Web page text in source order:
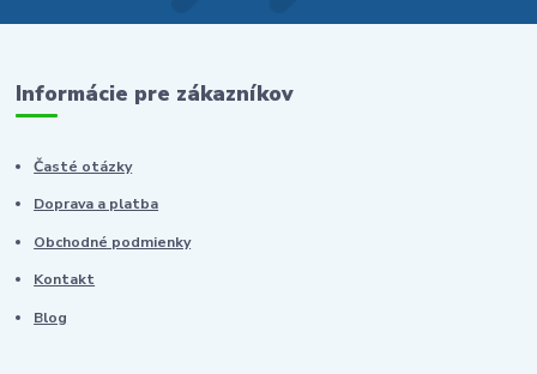
Informácie pre zákazníkov
Časté otázky
Doprava a platba
Obchodné podmienky
Kontakt
Blog